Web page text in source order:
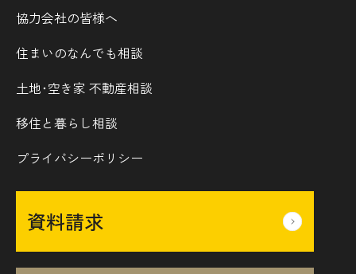
協力会社の皆様へ
住まいのなんでも相談
土地･空き家 不動産相談
移住と暮らし相談
プライバシーポリシー
資料請求